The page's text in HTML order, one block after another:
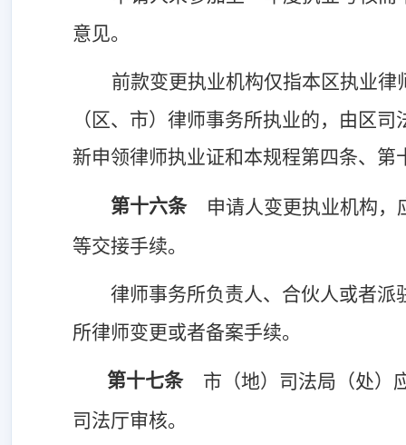
意见。
前款变更执业机构仅指本区执业
（区、市）律师事务所执业的，由区
新申领律师执业证和本规程第四条、第
第十六条
申请人变更执业机构
等交接手续。
律师事务所负责人、合伙人或者
所律师变更或者备案手续。
第十七条
市（地）司法局（处）
司法厅审核。